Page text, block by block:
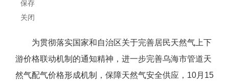
保存
关闭
为贯彻落实国家和自治区关于完善居民天然气上下
游价格联动机制的通知精神，进一步完善乌海市管道天
然气配气价格形成机制，保障天然气安全供应，10月15